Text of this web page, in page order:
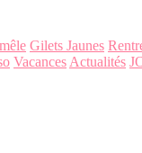
Gilets Jaunes
Vacances Actualités